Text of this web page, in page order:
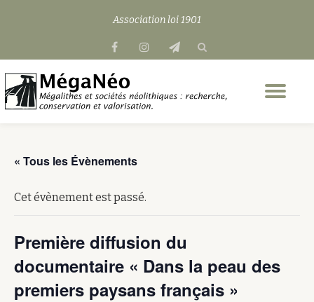
contenu
Association loi 1901
fa-
fa-
fa-
« Tous les Évènements
Cet évènement est passé.
Première diffusion du
documentaire « Dans la peau des
premiers paysans français »